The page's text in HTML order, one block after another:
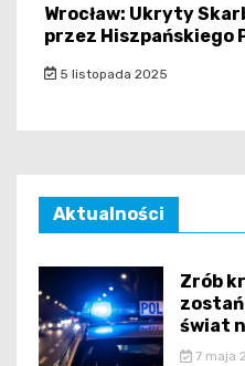
Wrocław: Ukryty
przez Hiszpańskiego
5 listopada 2025
Aktualności
Zrób
świat
7 maja